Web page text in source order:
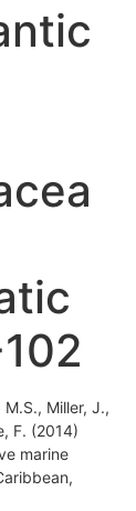
Miller, J.,
F. (2014)
marine